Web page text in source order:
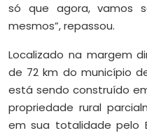
só que agora, vamos
mesmos”, repassou.
Localizado na margem
de 72 km do município
está sendo construído
propriedade rural
em sua totalidade pelo